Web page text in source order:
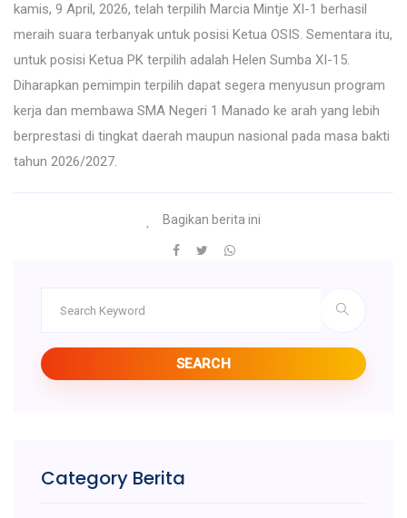
kamis, 9 April, 2026, telah terpilih Marcia Mintje XI-1 berhasil
meraih suara terbanyak untuk posisi Ketua OSIS. Sementara itu,
untuk posisi Ketua PK terpilih adalah Helen Sumba XI-15.
Diharapkan pemimpin terpilih dapat segera menyusun program
kerja dan membawa SMA Negeri 1 Manado ke arah yang lebih
berprestasi di tingkat daerah maupun nasional pada masa bakti
tahun 2026/2027.
Bagikan berita ini
SEARCH
Category Berita